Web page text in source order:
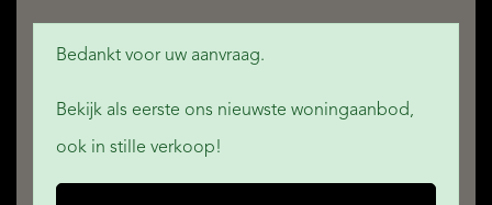
Bedankt voor uw aanvraag.
Bekijk als eerste ons nieuwste woningaanbod,
ook in stille verkoop!